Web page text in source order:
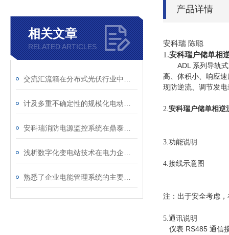
相关文章
RELATED ARTICLES
产品详情
安科瑞 陈聪
1.安科瑞户储单相
ADL 系列导轨
高、体积小、响应
现防逆流、调节发
2. 安科瑞户储单相逆
3.功能说明
4.接线示意图
注：出于安全考虑
5.通讯说明
仪表 RS485 通信